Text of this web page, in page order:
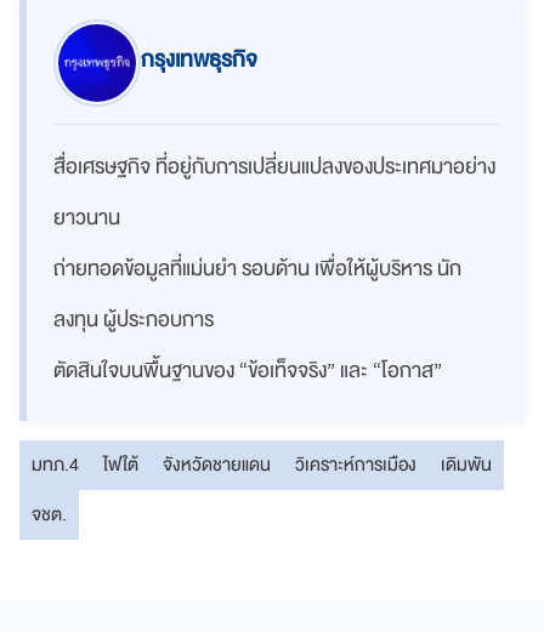
กรุงเทพธุรกิจ
สื่อเศรษฐกิจ ที่อยู่กับการเปลี่ยนแปลงของประเทศมาอย่าง
ยาวนาน
ถ่ายทอดข้อมูลที่แม่นยำ รอบด้าน เพื่อให้ผู้บริหาร นัก
ลงทุน ผู้ประกอบการ
ตัดสินใจบนพื้นฐานของ “ข้อเท็จจริง” และ “โอกาส”
มทภ.4 ไฟใต้ จังหวัดชายแดน วิเคราะห์การเมือง
เดิมพัน
จชต.